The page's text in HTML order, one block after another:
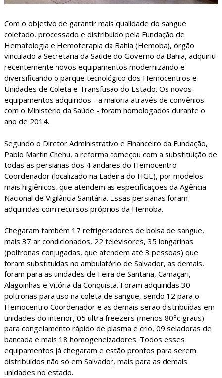
Com o objetivo de garantir mais qualidade do sangue
coletado, processado e distribuído pela Fundação de
Hematologia e Hemoterapia da Bahia (Hemoba), órgão
vinculado a Secretaria da Saúde do Governo da Bahia, adquiriu
recentemente novos equipamentos modernizando e
diversificando o parque tecnológico dos Hemocentros e
Unidades de Coleta e Transfusão do Estado. Os novos
equipamentos adquiridos - a maioria através de convênios
com o Ministério da Saúde - foram homologados durante o
ano de 2014.
Segundo o Diretor Administrativo e Financeiro da Fundação,
Pablo Martin Chehu, a reforma começou com a substituição de
todas as persianas dos 4 andares do Hemocentro
Coordenador (localizado na Ladeira do HGE), por modelos
mais higiênicos, que atendem as especificações da Agência
Nacional de Vigilância Sanitária. Essas persianas foram
adquiridas com recursos próprios da Hemoba.
Chegaram também 17 refrigeradores de bolsa de sangue,
mais 37 ar condicionados, 22 televisores, 35 longarinas
(poltronas conjugadas, que atendem até 3 pessoas) que
foram substituídas no ambulatório de Salvador, as demais,
foram para as unidades de Feira de Santana, Camaçari,
Alagoinhas e Vitória da Conquista. Foram adquiridas 30
poltronas para uso na coleta de sangue, sendo 12 para o
Hemocentro Coordenador e as demais serão distribuídas em
unidades do interior, 05 ultra freezers (menos 80°c graus)
para congelamento rápido de plasma e crio, 09 seladoras de
bancada e mais 18 homogeneizadores. Todos esses
equipamentos já chegaram e estão prontos para serem
distribuídos não só em Salvador, mais para as demais
unidades no estado.